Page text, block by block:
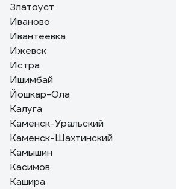
Златоуст
Иваново
Ивантеевка
Ижевск
Истра
Ишимбай
Йошкар-Ола
Калуга
Каменск-Уральский
Каменск-Шахтинский
Камышин
Касимов
Кашира